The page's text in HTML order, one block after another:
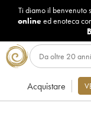
Ti diamo il benvenuto
onlineed enoteca
Acquistare